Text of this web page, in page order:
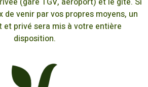
venir par vos propres moyens, un
et privé sera mis à votre entière
disposition.